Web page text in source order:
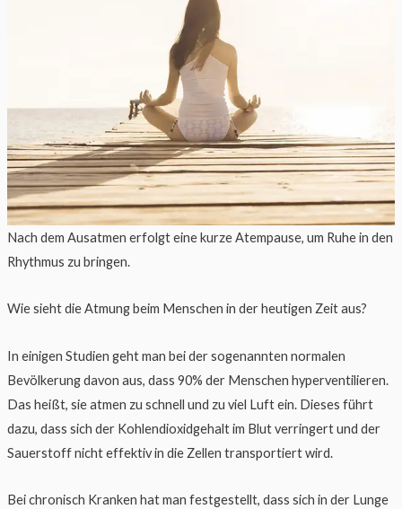
Nach dem Ausatmen erfolgt eine kurze Atempause, um Ruhe in den
Rhythmus zu bringen.
Wie sieht die Atmung beim Menschen in der heutigen Zeit aus?
In einigen Studien geht man bei der sogenannten normalen
Bevölkerung davon aus, dass 90% der Menschen hyperventilieren.
Das heißt, sie atmen zu schnell und zu viel Luft ein. Dieses führt
dazu, dass sich der Kohlendioxidgehalt im Blut verringert und der
Sauerstoff nicht effektiv in die Zellen transportiert wird.
Bei chronisch Kranken hat man festgestellt, dass sich in der Lunge